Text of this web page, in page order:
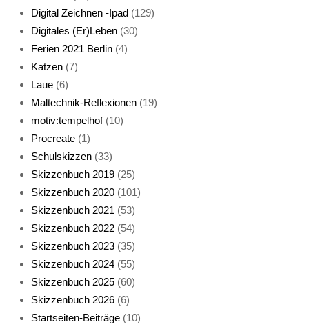
Live-Cat
Katze sturmerprobt
Digital Zeichnen -Ipad (129)
Digitales (Er)Leben (30)
Ferien 2021 Berlin (4)
Katzen (7)
Laue (6)
Maltechnik-Reflexionen (19)
motiv:tempelhof(10)
Procreate (1)
Schulskizzen (33)
Skizzenbuch 2019 (25)
Skizzenbuch 2020 (101)
Skizzenbuch 2021 (53)
Skizzenbuch 2022 (54)
Skizzenbuch 2023 (35)
Skizzenbuch 2024 (55)
Skizzenbuch 2025 (60)
Skizzenbuch 2026 (6)
Startseiten-Beiträge (10)